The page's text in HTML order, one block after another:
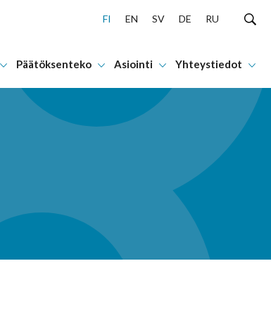
FI EN SV DE RU
Päätöksenteko Asiointi Yhteystiedot